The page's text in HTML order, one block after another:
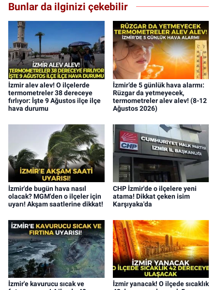
Bunlar da ilginizi çekebilir
İzmir alev alev! O ilçelerde
termometreler 38 dereceye
fırlıyor: İşte 9 Ağustos ilçe ilçe
hava durumu
İzmir’de 5 günlük hava alarmı:
Rüzgar da yetmeyecek,
termometreler alev alev! (8-12
Ağustos 2026)
İzmir'de bugün hava nasıl
olacak? MGM'den o ilçeler için
uyarı! Akşam saatlerine dikkat!
CHP İzmir'de o ilçelere yeni
atama! Dikkat çeken isim
Karşıyaka'da
İzmir'e kavurucu sıcak ve
İzmir yanacak! O ilçede sıcaklık